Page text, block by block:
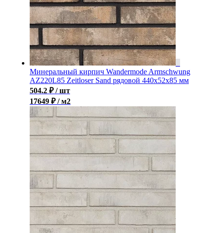
Минеральный кирпич Wandermode Armschwung
AZ220L85 Zeitloser Sand рядовой 440x52x85 мм
504.2 ₽ / шт
17649 ₽ / м2